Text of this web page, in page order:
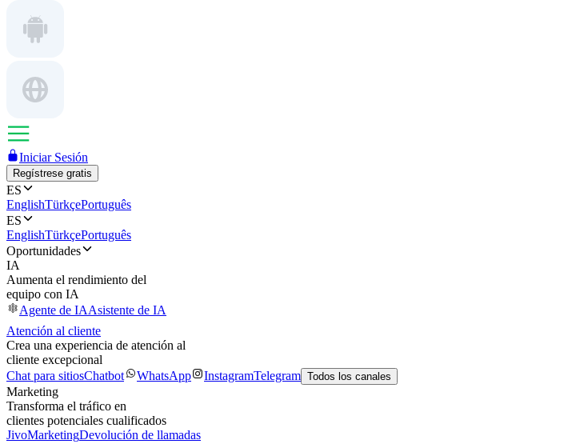
Iniciar Sesión
Regístrese gratis
ES
EnglishTürkçePortuguês
ES
EnglishTürkçePortuguês
Oportunidades
IA
Aumenta el rendimiento del
equipo con IA
Agente de IAAsistente de IA
Atención al cliente
Crea una experiencia de atención al
cliente excepcional
Chat para sitiosChatbot WhatsApp InstagramTelegram Todos los canales
Marketing
Transforma el tráfico en
clientes potenciales cualificados
JivoMarketingDevolución de llamadas